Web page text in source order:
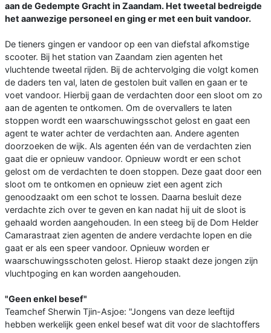
aan de Gedempte Gracht in Zaandam. Het tweetal bedreigde
het aanwezige personeel en ging er met een buit vandoor.
De tieners gingen er vandoor op een van diefstal afkomstige
scooter. Bij het station van Zaandam zien agenten het
vluchtende tweetal rijden. Bij de achtervolging die volgt komen
de daders ten val, laten de gestolen buit vallen en gaan er te
voet vandoor. Hierbij gaan de verdachten door een sloot om zo
aan de agenten te ontkomen. Om de overvallers te laten
stoppen wordt een waarschuwingsschot gelost en gaat een
agent te water achter de verdachten aan. Andere agenten
doorzoeken de wijk. Als agenten één van de verdachten zien
gaat die er opnieuw vandoor. Opnieuw wordt er een schot
gelost om de verdachten te doen stoppen. Deze gaat door een
sloot om te ontkomen en opnieuw ziet een agent zich
genoodzaakt om een schot te lossen. Daarna besluit deze
verdachte zich over te geven en kan nadat hij uit de sloot is
gehaald worden aangehouden. In een steeg bij de Dom Helder
Camarastraat zien agenten de andere verdachte lopen en die
gaat er als een speer vandoor. Opnieuw worden er
waarschuwingsschoten gelost. Hierop staakt deze jongen zijn
vluchtpoging en kan worden aangehouden.
"Geen enkel besef"
Teamchef Sherwin Tjin-Asjoe: "Jongens van deze leeftijd
hebben werkelijk geen enkel besef wat dit voor de slachtoffers